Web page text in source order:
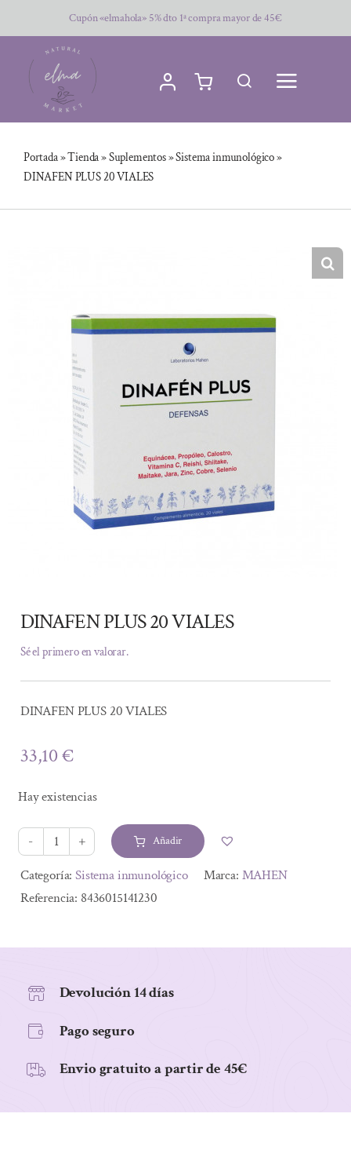
al
contenido
Cupón «elmahola» 5% dto 1ª compra mayor de 45€
Portada»Tienda»Suplementos»Sistema inmunológico»
DINAFEN PLUS 20 VIALES
DINAFEN PLUS 20 VIALES
Sé el primero en valorar.
DINAFEN PLUS 20 VIALES
33,10€
Hay existencias
DINAFEN
PLUS
20
Añadir
Alternative:
Categoría:Sistema inmunológico Marca: MAHEN
Referencia: 8436015141230
Devolución 14 días
Pago seguro
Envio gratuito a partir de 45€